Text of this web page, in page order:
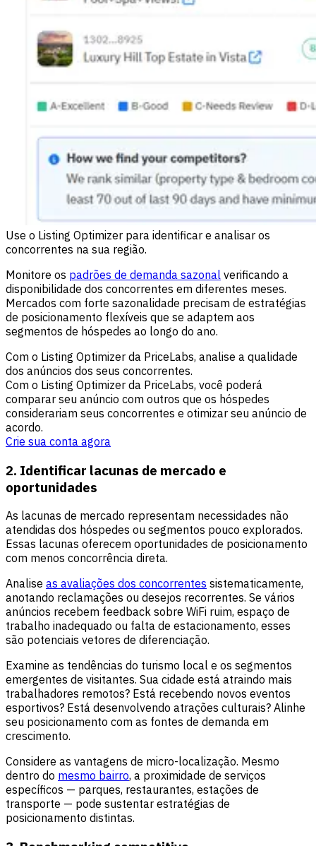
Use o Listing Optimizer para identificar e analisar os
concorrentes na sua região.
Monitore os padrões de demanda sazonal verificando a
disponibilidade dos concorrentes em diferentes meses.
Mercados com forte sazonalidade precisam de estratégias
de posicionamento flexíveis que se adaptem aos
segmentos de hóspedes ao longo do ano.
Com o Listing Optimizer da PriceLabs, analise a qualidade
dos anúncios dos seus concorrentes.
Com o Listing Optimizer da PriceLabs, você poderá
comparar seu anúncio com outros que os hóspedes
considerariam seus concorrentes e otimizar seu anúncio de
acordo.
Crie sua conta agora
2. Identificar lacunas de mercado e
oportunidades
As lacunas de mercado representam necessidades não
atendidas dos hóspedes ou segmentos pouco explorados.
Essas lacunas oferecem oportunidades de posicionamento
com menos concorrência direta.
Analise as avaliações dos concorrentes sistematicamente,
anotando reclamações ou desejos recorrentes. Se vários
anúncios recebem feedback sobre WiFi ruim, espaço de
trabalho inadequado ou falta de estacionamento, esses
são potenciais vetores de diferenciação.
Examine as tendências do turismo local e os segmentos
emergentes de visitantes. Sua cidade está atraindo mais
trabalhadores remotos? Está recebendo novos eventos
esportivos? Está desenvolvendo atrações culturais? Alinhe
seu posicionamento com as fontes de demanda em
crescimento.
Considere as vantagens de micro-localização. Mesmo
dentro do mesmo bairro, a proximidade de serviços
específicos — parques, restaurantes, estações de
transporte — pode sustentar estratégias de
posicionamento distintas.